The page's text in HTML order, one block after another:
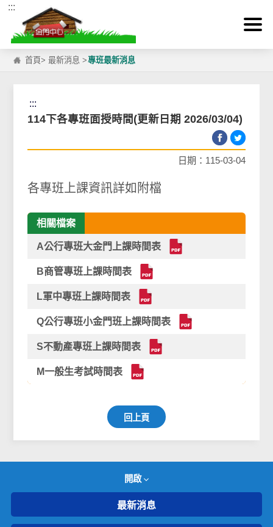
跳到主要內容區塊
:::
首頁>最新消息 >專班最新消息
:::
114下各專班面授時間(更新日期 2026/03/04)
日期：115-03-04
各專班上課資訊詳如附檔
相關檔案
A公行專班大金門上課時間表
B商管專班上課時間表
L軍中專班上課時間表
Q公行專班小金門班上課時間表
S不動產專班上課時間表
M一般生考試時間表
回上頁
開啟
最新消息